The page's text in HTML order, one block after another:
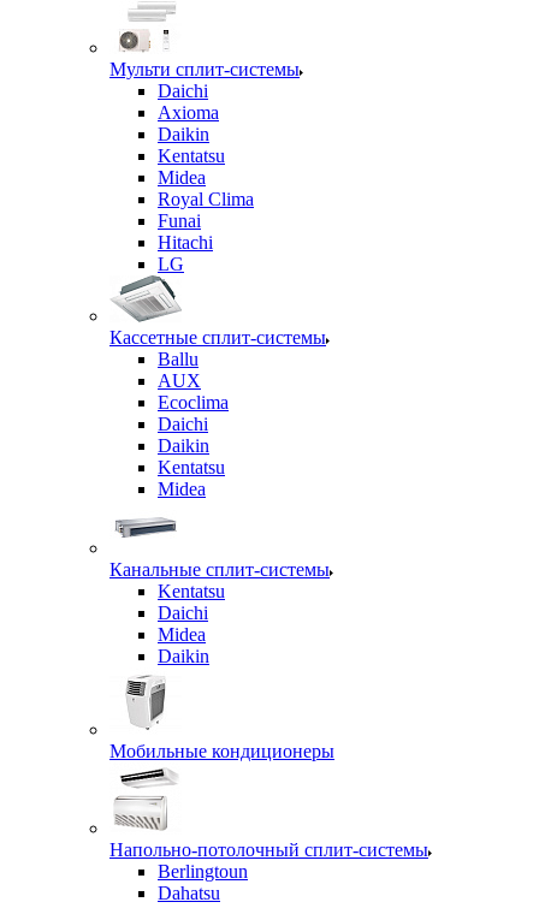
Мульти сплит-системы
Daichi
Axioma
Daikin
Kentatsu
Midea
Royal Clima
Funai
Hitachi
LG
Кассетные сплит-системы
Ballu
AUX
Ecoclima
Daichi
Daikin
Kentatsu
Midea
Канальные сплит-системы
Kentatsu
Daichi
Midea
Daikin
Мобильные кондиционеры
Напольно-потолочный сплит-системы
Berlingtoun
Dahatsu